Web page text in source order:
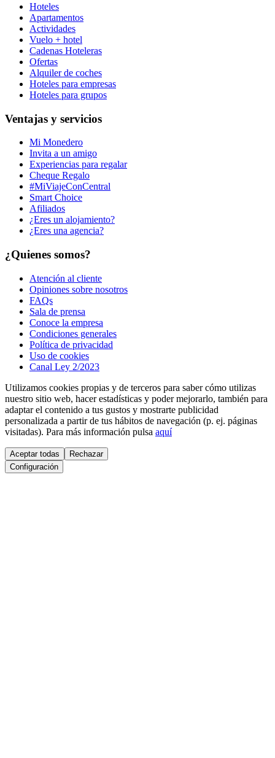
Hoteles
Apartamentos
Actividades
Vuelo + hotel
Cadenas Hoteleras
Ofertas
Alquiler de coches
Hoteles para empresas
Hoteles para grupos
Ventajas y servicios
Mi Monedero
Invita a un amigo
Experiencias para regalar
Cheque Regalo
#MiViajeConCentral
Smart Choice
Afiliados
¿Eres un alojamiento?
¿Eres una agencia?
¿Quienes somos?
Atención al cliente
Opiniones sobre nosotros
FAQs
Sala de prensa
Conoce la empresa
Condiciones generales
Política de privacidad
Uso de cookies
Canal Ley 2/2023
Utilizamos cookies propias y de terceros para saber cómo utilizas
nuestro sitio web, hacer estadísticas y poder mejorarlo, también para
adaptar el contenido a tus gustos y mostrarte publicidad
personalizada a partir de tus hábitos de navegación (p. ej. páginas
visitadas). Para más información pulsa aquí
Aceptar todas
Rechazar
Configuración